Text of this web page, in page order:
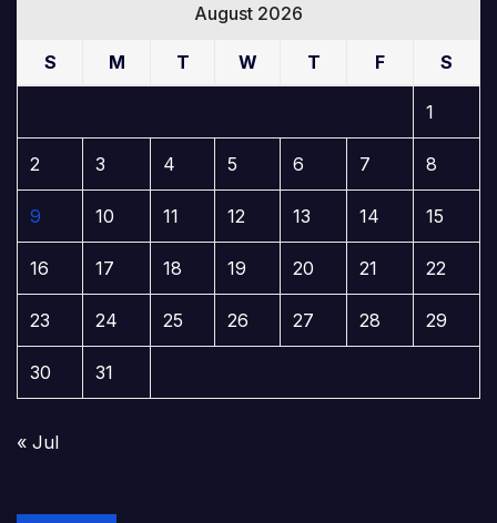
August 2026
S M T W T F S
1
2 3 4 5 6 7 8
9 10 11 12 13 14 15
16 17 18 19 20 21 22
23 24 25 26 27 28 29
30 31
« Jul